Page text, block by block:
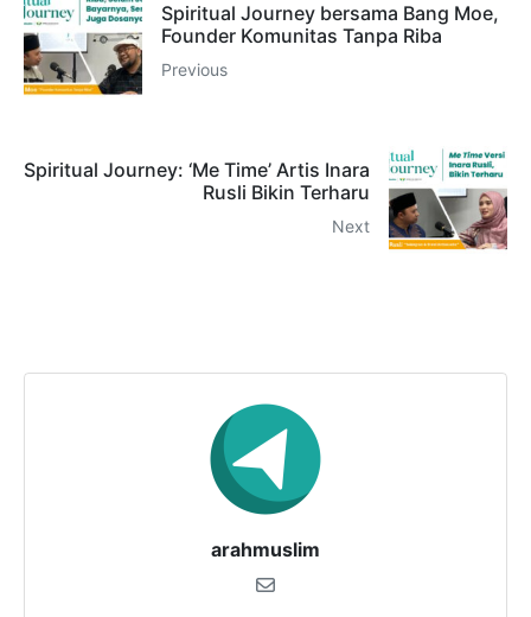
Spiritual Journey bersama Bang Moe,
Founder Komunitas Tanpa Riba
Previous
Spiritual Journey: ‘Me Time’ Artis Inara
Rusli Bikin Terharu
Next
arahmuslim